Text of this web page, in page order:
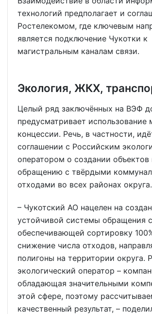
технологий предполагает и
Ростелекомом, где ключевым
является подключение Чукотки к
магистральным каналам связи.
Экология, ЖКХ,
Целый ряд заключённых на ВЭФ
предусматривает использование
концессии. Речь, в частности,
соглашении с Российским
оператором о создании объектов
обращению с твёрдыми
отходами во всех районах округа.
– Чукотский АО нацелен на
устойчивой системы обращения
обеспечивающей сортировку
снижение числа отходов,
полигоны на территории округа.
экологический оператор –
обладающая значительными
этой сфере, поэтому
качественный результат, –